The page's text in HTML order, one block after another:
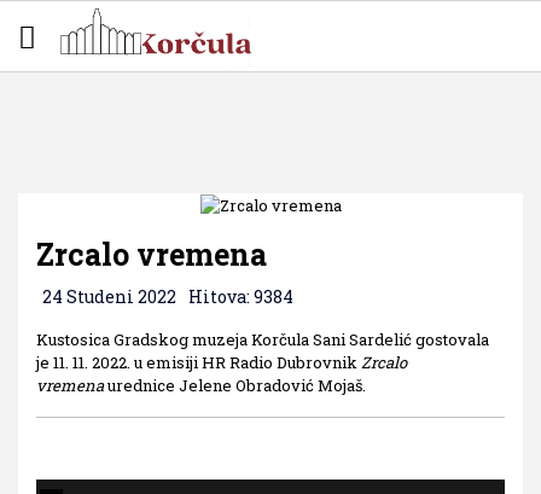
Zrcalo vremena
24 Studeni 2022 Hitova: 9384
Kustosica Gradskog muzeja Korčula Sani Sardelić gostovala
je 11. 11. 2022. u emisiji HR Radio DubrovnikZrcalo
vremenaurednice Jelene Obradović Mojaš.